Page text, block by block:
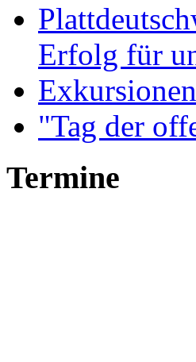
Erfolg für
"Tag der
Termine